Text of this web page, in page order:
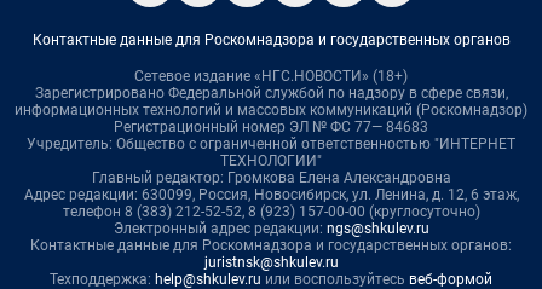
Контактные данные для Роскомнадзора и государственных органов
Сетевое издание «НГС.НОВОСТИ» (18+)
Зарегистрировано Федеральной службой по надзору в сфере связи,
информационных технологий и массовых коммуникаций (Роскомнадзор)
Регистрационный номер ЭЛ № ФС 77— 84683
Учредитель: Общество с ограниченной ответственностью "ИНТЕРНЕТ
ТЕХНОЛОГИИ"
Главный редактор: Громкова Елена Александровна
Адрес редакции: 630099, Россия, Новосибирск, ул. Ленина, д. 12, 6 этаж,
телефон 8 (383) 212-52-52, 8 (923) 157-00-00 (круглосуточно)
Электронный адрес редакции: ngs@shkulev.ru
Контактные данные для Роскомнадзора и государственных органов:
juristnsk@shkulev.ru
Техподдержка: help@shkulev.ru или воспользуйтесь веб-формой